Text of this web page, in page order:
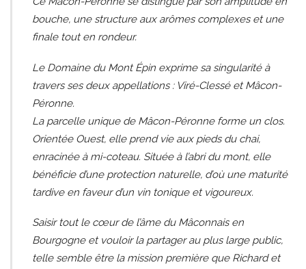
bouche, une structure aux arômes complexes et une
finale tout en rondeur.
Le Domaine du Mont Épin exprime sa singularité à
travers ses deux appellations : Viré-Clessé et Mâcon-
Péronne.
La parcelle unique de Mâcon-Péronne forme un clos.
Orientée Ouest, elle prend vie aux pieds du chai,
enracinée à mi-coteau. Située à l’abri du mont, elle
bénéficie d’une protection naturelle, d’où une maturité
tardive en faveur d’un vin tonique et vigoureux.
Saisir tout le cœur de l’âme du Mâconnais en
Bourgogne et vouloir la partager au plus large public,
telle semble être la mission première que Richard et